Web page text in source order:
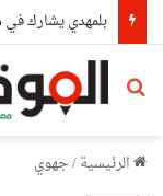
بحث عن
الرئيسية/جهوي